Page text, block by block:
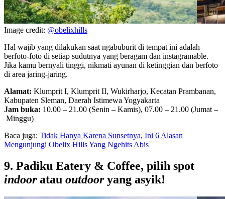
Image credit: @obelixhills
Hal wajib yang dilakukan saat ngabuburit di tempat ini adalah
berfoto-foto di setiap sudutnya yang beragam dan instagramable.
Jika kamu bernyali tinggi, nikmati ayunan di ketinggian dan berfoto
di area jaring-jaring.
Alamat: Klumprit I, Klumprit II, Wukirharjo, Kecatan Prambanan,
Kabupaten Sleman, Daerah Istimewa Yogyakarta
Jam buka: 10.00 – 21.00 (Senin – Kamis), 07.00 – 21.00 (Jumat –
Minggu)
Baca juga: Tidak Hanya Karena Sunsetnya, Ini 6 Alasan
Mengunjungi Obelix Hills Yang Ngehits Abis
9. Padiku Eatery & Coffee, pilih spot
indooratau outdooryang asyik!